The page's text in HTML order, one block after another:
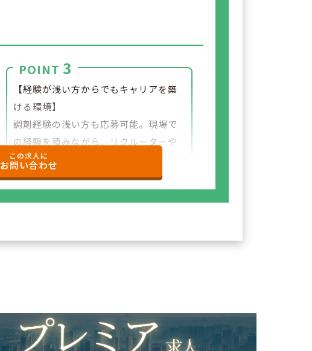
POINT 3
【経験が浅い方からでもキャリアを築
ける環境】
調剤経験の浅い方も応募可能。現場で
の経験を積みながら、リクルーターや
研修など＋αの業務チャレンジの可能性
もございます。
この求人に
お問い合わせ